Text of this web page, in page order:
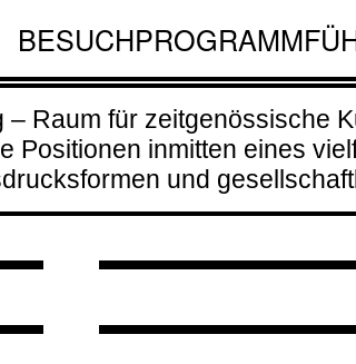
BESUCHPROGRAMM
– Raum für zeitgenössische
Positionen inmitten eines
und
난국죽 Mae
Guk Juk:
Memories
n Clay «
20.08.2026
i
mit
19:00